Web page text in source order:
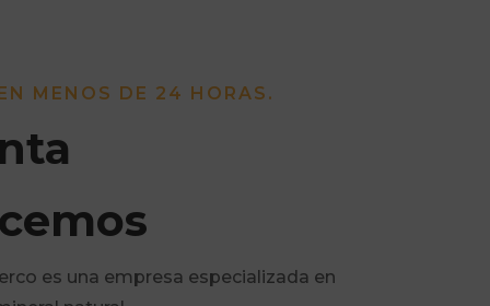
MENOS DE 24 HORAS.
es una empresa especializada en